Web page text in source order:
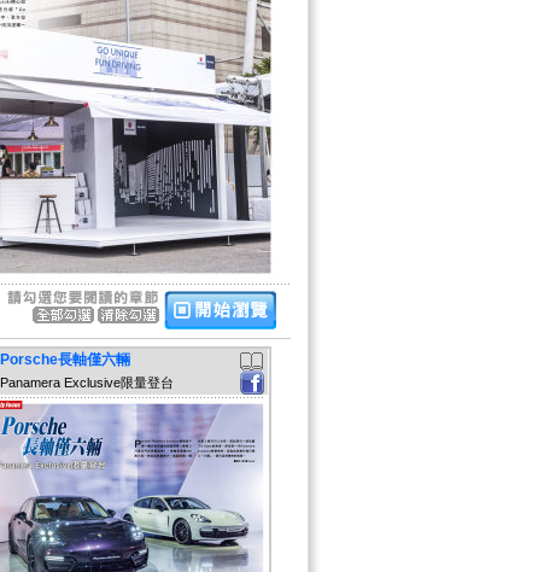
Porsche長軸僅六輛
Panamera Exclusive限量登台